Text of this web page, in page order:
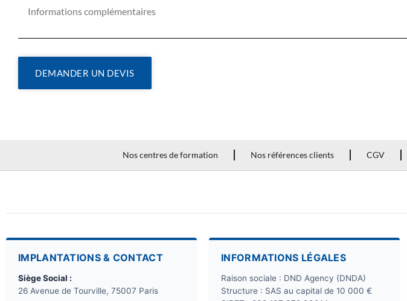
DEMANDER UN DEVIS
Nos centres de formation Nos références clients CGV
IMPLANTATIONS & CONTACT
Siège Social :
26 Avenue de Tourville, 75007 Paris
INFORMATIONS LÉGALES
Raison sociale : DND Agency (DNDA)
Structure : SAS au capital de 10 000 €